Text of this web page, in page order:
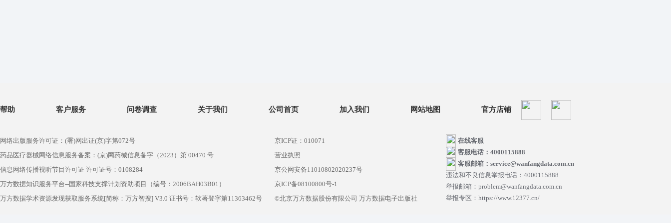
帮助 客户服务 问卷调查 关于我们 公司首页 加入我们 网站地图 官方店铺
网络出版服务许可证：(署)网出证(京)字第072号
药品医疗器械网络信息服务备案：(京)网药械信息备字（2023）第 00470 号
信息网络传播视听节目许可证 许可证号：0108284
万方数据知识服务平台--国家科技支撑计划资助项目（编号：2006BAH03B01）
万方数据学术资源发现获取服务系统[简称：万方智搜] V3.0 证书号：软著登字第11363462号
京ICP证：010071
营业执照
京公网安备11010802020237号
京ICP备08100800号-1
©北京万方数据股份有限公司 万方数据电子出版社
在线客服
客服电话：4000115888
客服邮箱：service@wanfangdata.com.cn
违法和不良信息举报电话：4000115888
举报邮箱：problem@wanfangdata.com.cn
举报专区：https://www.12377.cn/